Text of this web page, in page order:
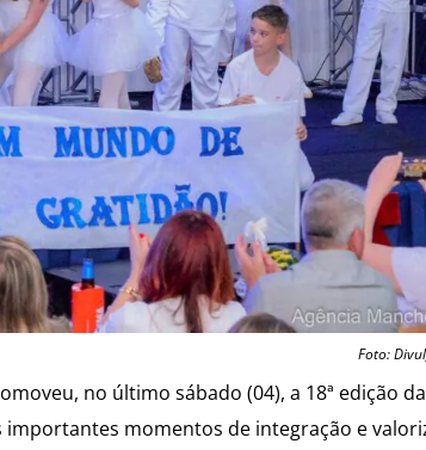
Foto:
no último sábado (04), a 18ª edição
momentos de integração e